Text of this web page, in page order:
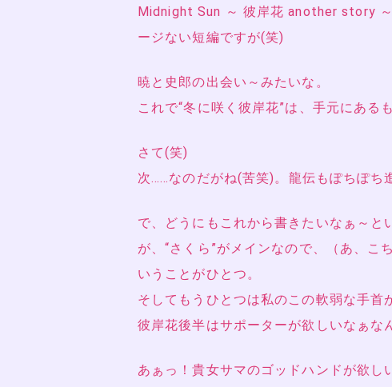
Midnight Sun ～ 彼岸花 another story
ージない短編ですが(笑)
暁と史郎の出会い～みたいな。
これで“冬に咲く彼岸花”は、手元にある
さて(笑)
次……なのだがね(苦笑)。龍伝もぽちぽち
で、どうにもこれから書きたいなぁ～
が、“さくら”がメインなので、（あ、こ
いうことがひとつ。
そしてもうひとつは私のこの軟弱な手首
彼岸花後半はサポーターが欲しいなぁな
あぁっ！貴女サマのゴッドハンドが欲し